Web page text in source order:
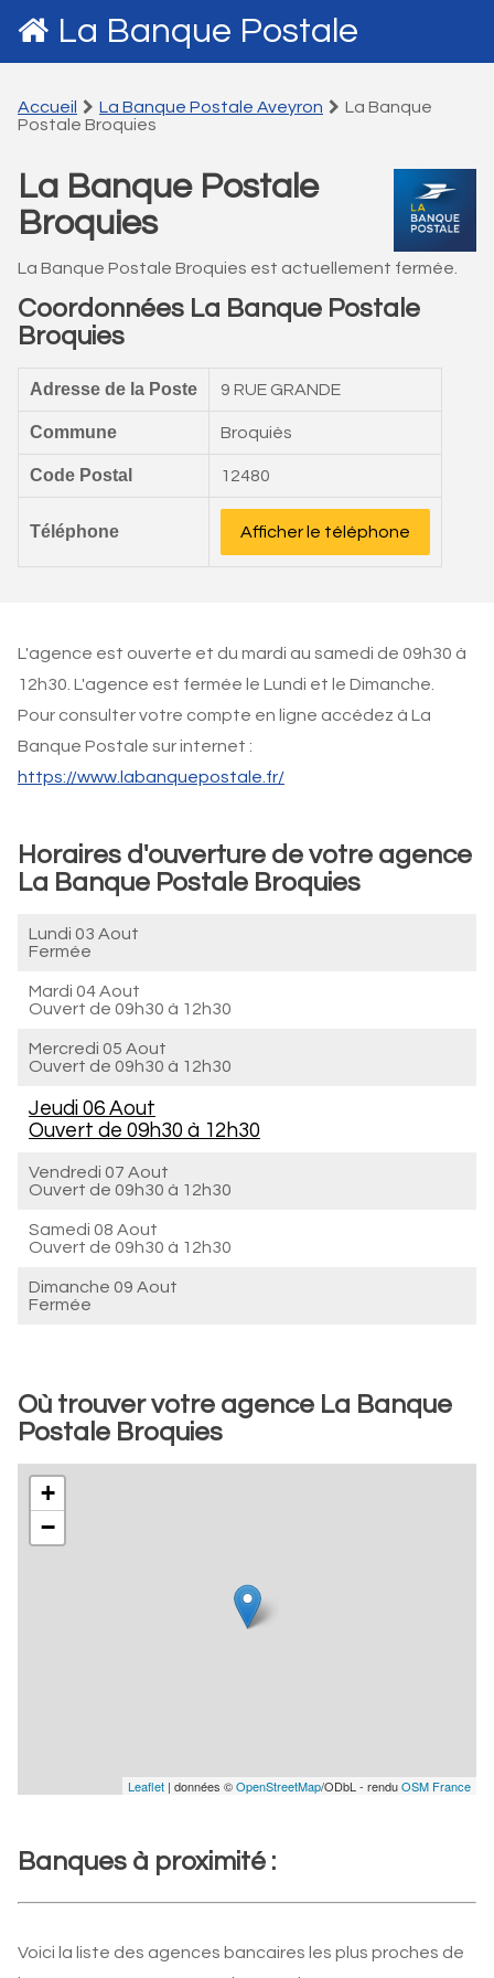
La Banque Postale
Accueil La Banque Postale Aveyron
La Banque
Postale Broquies
La Banque Postale
Broquies
La Banque Postale Broquies est actuellement fermée.
Coordonnées La Banque Postale
Broquies
Adresse de la Poste 9 RUE GRANDE
Commune Broquiès
Code Postal 12480
Téléphone Afficher le téléphone
L'agence est ouverte et du mardi au samedi de 09h30 à
12h30. L'agence est fermée le Lundi et le Dimanche.
Pour consulter votre compte en ligne accédez à La
Banque Postale sur internet :
https://www.labanquepostale.fr/
Horaires d'ouverture de votre agence
La Banque Postale Broquies
Lundi 03 Aout
Fermée
Mardi 04 Aout
Ouvert de 09h30 à 12h30
Mercredi 05 Aout
Ouvert de 09h30 à 12h30
Jeudi 06 Aout
Ouvert de 09h30 à 12h30
Vendredi 07 Aout
Ouvert de 09h30 à 12h30
Samedi 08 Aout
Ouvert de 09h30 à 12h30
Dimanche 09 Aout
Fermée
Où trouver votre agence La Banque
Postale Broquies
+
−
Leaflet | données ©OpenStreetMap/ODbL - renduOSM France
Banques à proximité :
Voici la liste des agences bancaires les plus proches de